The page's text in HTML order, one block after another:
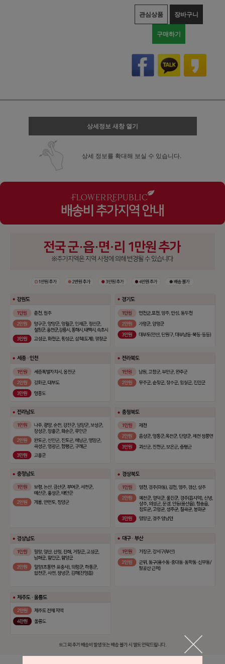
관심상품 장바구니
구매하기
상세정보 새창 열기
상세 정보를 확대해 보실 수 있습니다.